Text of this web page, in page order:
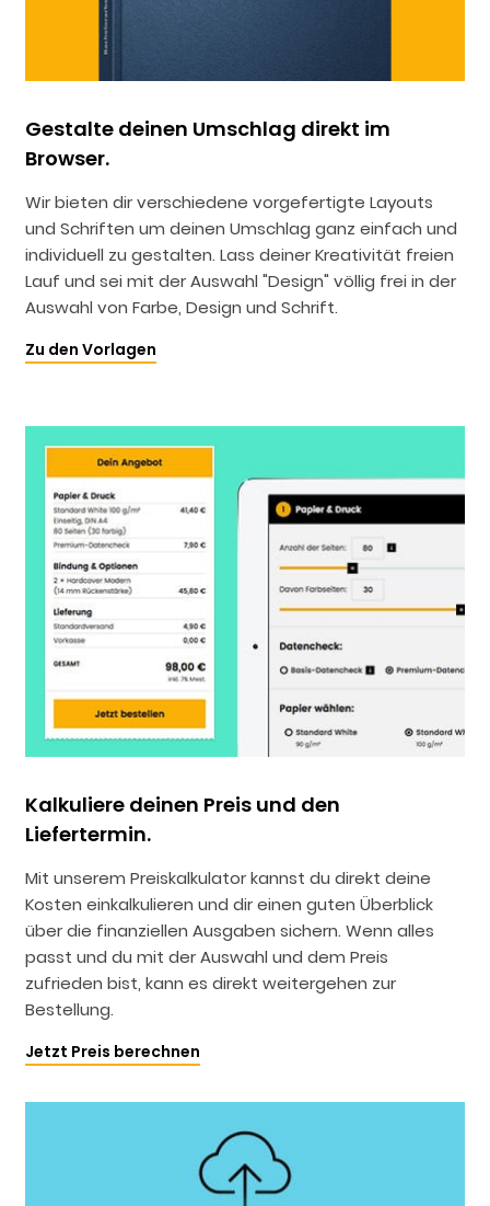
Gestalte deinen Umschlag direkt im
Browser.
Wir bieten dir verschiedene vorgefertigte Layouts
und Schriften um deinen Umschlag ganz einfach und
individuell zu gestalten. Lass deiner Kreativität freien
Lauf und sei mit der Auswahl "Design" völlig frei in der
Auswahl von Farbe, Design und Schrift.
Zu den Vorlagen
Kalkuliere deinen Preis und den
Liefertermin.
Mit unserem Preiskalkulator kannst du direkt deine
Kosten einkalkulieren und dir einen guten Überblick
über die finanziellen Ausgaben sichern. Wenn alles
passt und du mit der Auswahl und dem Preis
zufrieden bist, kann es direkt weitergehen zur
Bestellung.
Jetzt Preis berechnen